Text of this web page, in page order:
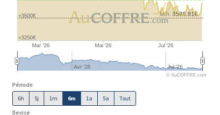
Min:3508.91€
Mar '26 Mai '26 Jul '26
Avr '26 Jul '26
+3250€
+3500€
© AuCOFFRE.com
Période
6h
5j 1m 6m 1a 5a
Tout
Devise